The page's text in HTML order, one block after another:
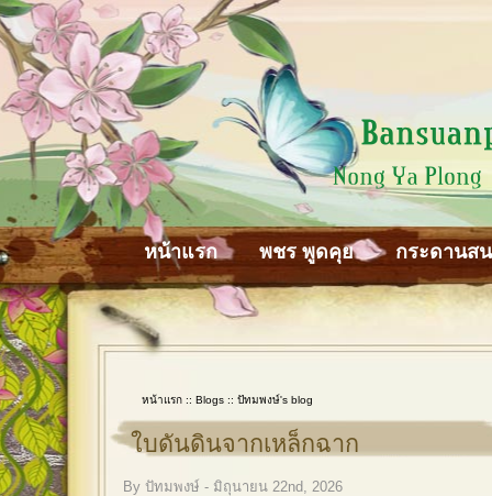
หน้าแรก พชร พูดคุย กระดานส
หน้าแรก :: Blogs :: ปัทมพงษ์'s blog
ใบดันดินจากเหล็กฉาก
By ปัทมพงษ์ - มิถุนายน 22nd, 2026